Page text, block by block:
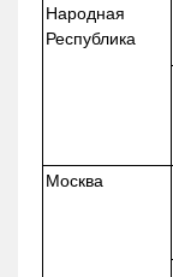
Народная
Республика
Москва